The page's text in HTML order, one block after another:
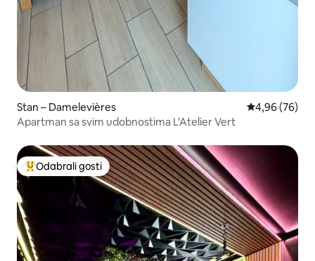
Stan – Damelevières Prosječna
4,96 (76)
Apartman sa svim udobnostima L'Atelier Vert
Među najviše rangiranima s oznakom „Odabrali gosti”
Odabrali gosti